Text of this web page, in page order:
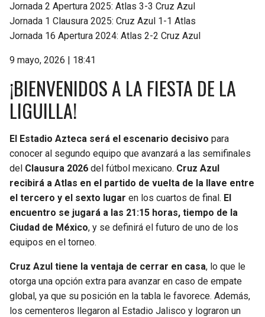
Jornada 2 Apertura 2025: Atlas 3-3 Cruz Azul
Jornada 1 Clausura 2025: Cruz Azul 1-1 Atlas
Jornada 16 Apertura 2024: Atlas 2-2 Cruz Azul
9 mayo, 2026 | 18:41
¡BIENVENIDOS A LA FIESTA DE LA
LIGUILLA!
El Estadio Azteca será el escenario decisivo para
conocer al segundo equipo que avanzará a las semifinales
del Clausura 2026 del fútbol mexicano. Cruz Azul
recibirá a Atlas en el partido de vuelta de la llave entre
el tercero y el sexto lugar en los cuartos de final. El
encuentro se jugará a las 21:15 horas, tiempo de la
Ciudad de México, y se definirá el futuro de uno de los
equipos en el torneo.
Cruz Azul tiene la ventaja de cerrar en casa, lo que le
otorga una opción extra para avanzar en caso de empate
global, ya que su posición en la tabla le favorece. Además,
los cementeros llegaron al Estadio Jalisco y lograron un